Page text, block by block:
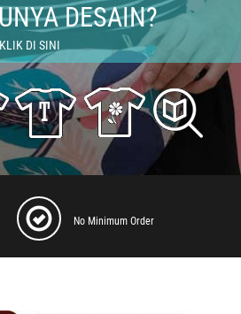
DESAIN?
KLIK DI SINI
No Minimum Order